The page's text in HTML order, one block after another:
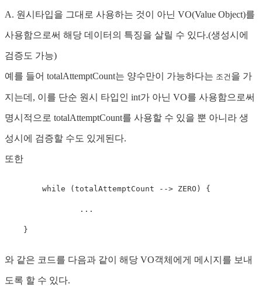
A. 원시타입을 그대로 사용하는 것이 아닌 VO(Value Object)를
사용함으로써 해당 데이터의 특징을 살릴 수 있다.(생성시에
검증도 가능)
예를 들어 totalAttemptCount는 양수만이 가능하다는 조건 을 가
지는데, 이를 단순 원시 타입인 int가 아닌 VO를 사용함으로써
명시적으로 totalAttemptCount를 사용할 수 있을 뿐 아니라 생
성시에 검증할 수도 있게된다.
또한
while ( totalAttemptCount --> ZERO ) {
. . .
}
와 같은 코드를 다음과 같이 해당 VO객체에게 메시지를 보내
도록 할 수 있다.